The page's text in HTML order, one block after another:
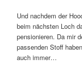
Und nachdem der
beim nächsten Loch
pensionieren. Da mir
passenden Stoff
auch immer…